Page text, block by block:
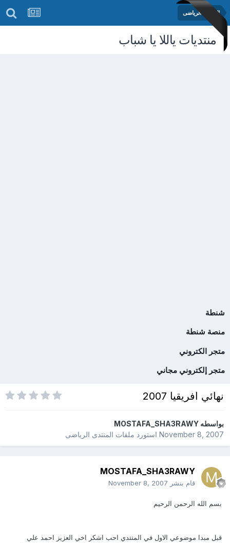
المنتدى الرياضى
منتديات ياللا يا شباب
شنطة
منصة شنطة
متجر الكتروني
متجر إلكتروني مجاني
نهائي افريقيا 2007
بواسطهMOSTAFA_SHA3RAWY
November 8, 2007استورد ملفات المنتدى الرياضى
MOSTAFA_SHA3RAWY
قام بنشر November 8, 2007
بسم الله الرحمن الرحيم
قبل مبدا موضوعي الاول في المنتدي احب اشكر اخي العزيز احمد علي